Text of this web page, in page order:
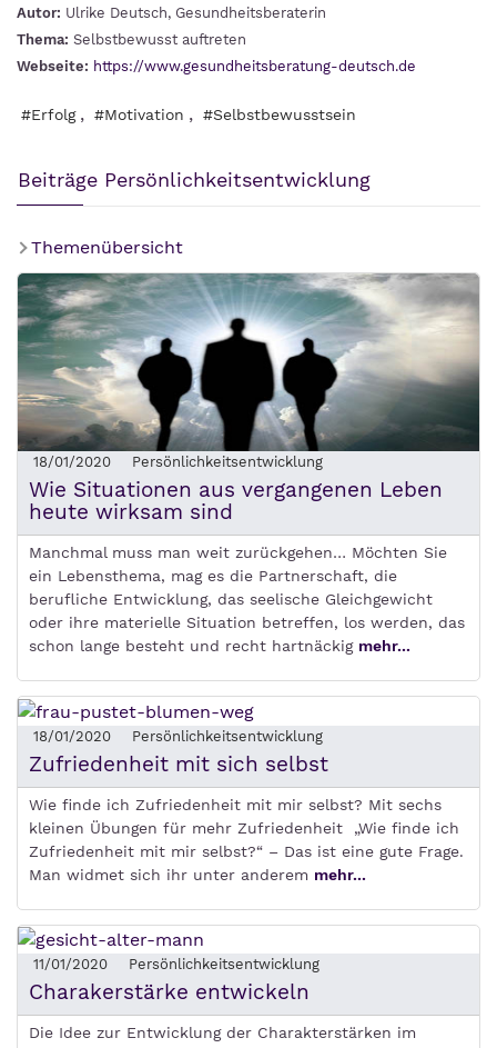
Autor: Ulrike Deutsch, Gesundheitsberaterin
Thema: Selbstbewusst auftreten
Webseite: https://www.gesundheitsberatung-deutsch.de
#Erfolg , #Motivation , #Selbstbewusstsein
Beiträge Persönlichkeitsentwicklung
Themenübersicht
18/01/2020 Persönlichkeitsentwicklung
Wie Situationen aus vergangenen Leben
heute wirksam sind
Manchmal muss man weit zurückgehen… Möchten Sie
ein Lebensthema, mag es die Partnerschaft, die
berufliche Entwicklung, das seelische Gleichgewicht
oder ihre materielle Situation betreffen, los werden, das
schon lange besteht und recht hartnäckig mehr...
18/01/2020 Persönlichkeitsentwicklung
Zufriedenheit mit sich selbst
Wie finde ich Zufriedenheit mit mir selbst? Mit sechs
kleinen Übungen für mehr Zufriedenheit „Wie finde ich
Zufriedenheit mit mir selbst?“ – Das ist eine gute Frage.
Man widmet sich ihr unter anderem mehr...
11/01/2020 Persönlichkeitsentwicklung
Charakerstärke entwickeln
Die Idee zur Entwicklung der Charakterstärken im